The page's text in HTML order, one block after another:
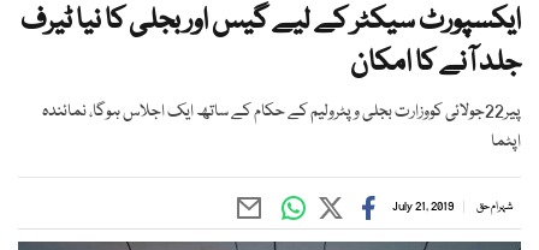
ایکسپورٹ سیکٹر کے لیے گیس اور بجلی کا نیا ٹیرف
جلد آنے کا امکان
پیر22جولائی کووزارت بجلی و پٹرولیم کے حکام کے ساتھ ایک اجلاس ہوگا، نمائندہ
اپٹما
شہرام حق July 21, 2019